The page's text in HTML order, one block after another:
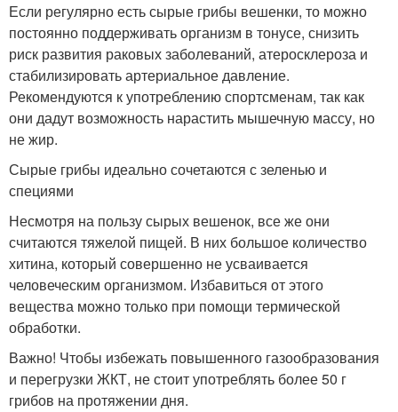
Если регулярно есть сырые грибы вешенки, то можно
постоянно поддерживать организм в тонусе, снизить
риск развития раковых заболеваний, атеросклероза и
стабилизировать артериальное давление.
Рекомендуются к употреблению спортсменам, так как
они дадут возможность нарастить мышечную массу, но
не жир.
Сырые грибы идеально сочетаются с зеленью и
специями
Несмотря на пользу сырых вешенок, все же они
считаются тяжелой пищей. В них большое количество
хитина, который совершенно не усваивается
человеческим организмом. Избавиться от этого
вещества можно только при помощи термической
обработки.
Важно! Чтобы избежать повышенного газообразования
и перегрузки ЖКТ, не стоит употреблять более 50 г
грибов на протяжении дня.